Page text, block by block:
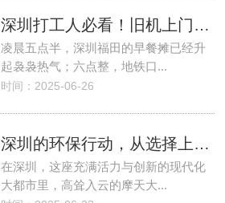
深圳打工人必看！旧机上门回收，轻松赚外快
凌晨五点半，深圳福田的早餐摊已经升
起袅袅热气；六点整，地铁口...
时间：2025-06-26
深圳的环保行动，从选择上门回收开始
在深圳，这座充满活力与创新的现代化
大都市里，高耸入云的摩天大...